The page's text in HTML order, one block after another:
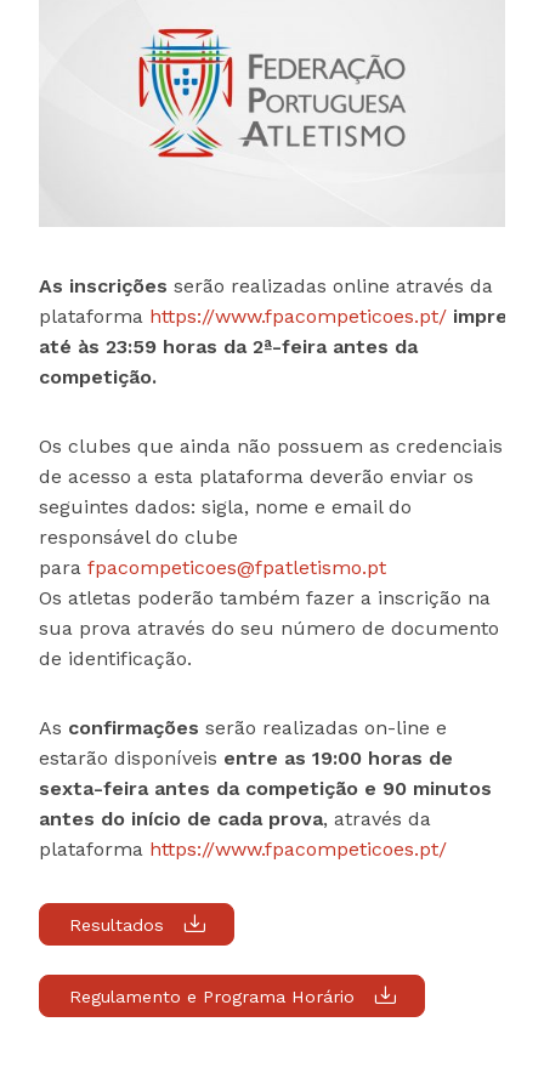
As inscrições serão realizadas online através da
plataforma https://www.fpacompeticoes.pt/
até às 23:59 horas da 2ª-feira antes da
competição.
Os clubes que ainda não possuem as credenciais
de acesso a esta plataforma deverão enviar os
seguintes dados: sigla, nome e email do
responsável do clube
para fpacompeticoes@fpatletismo.pt
Os atletas poderão também fazer a inscrição na
sua prova através do seu número de documento
de identificação.
As confirmações serão realizadas on-line e
estarão disponíveis entre as 19:00 horas de
sexta-feira antes da competição e 90 minutos
antes do início de cada prova, através da
plataforma https://www.fpacompeticoes.pt/
Resultados
Regulamento e Programa Horário